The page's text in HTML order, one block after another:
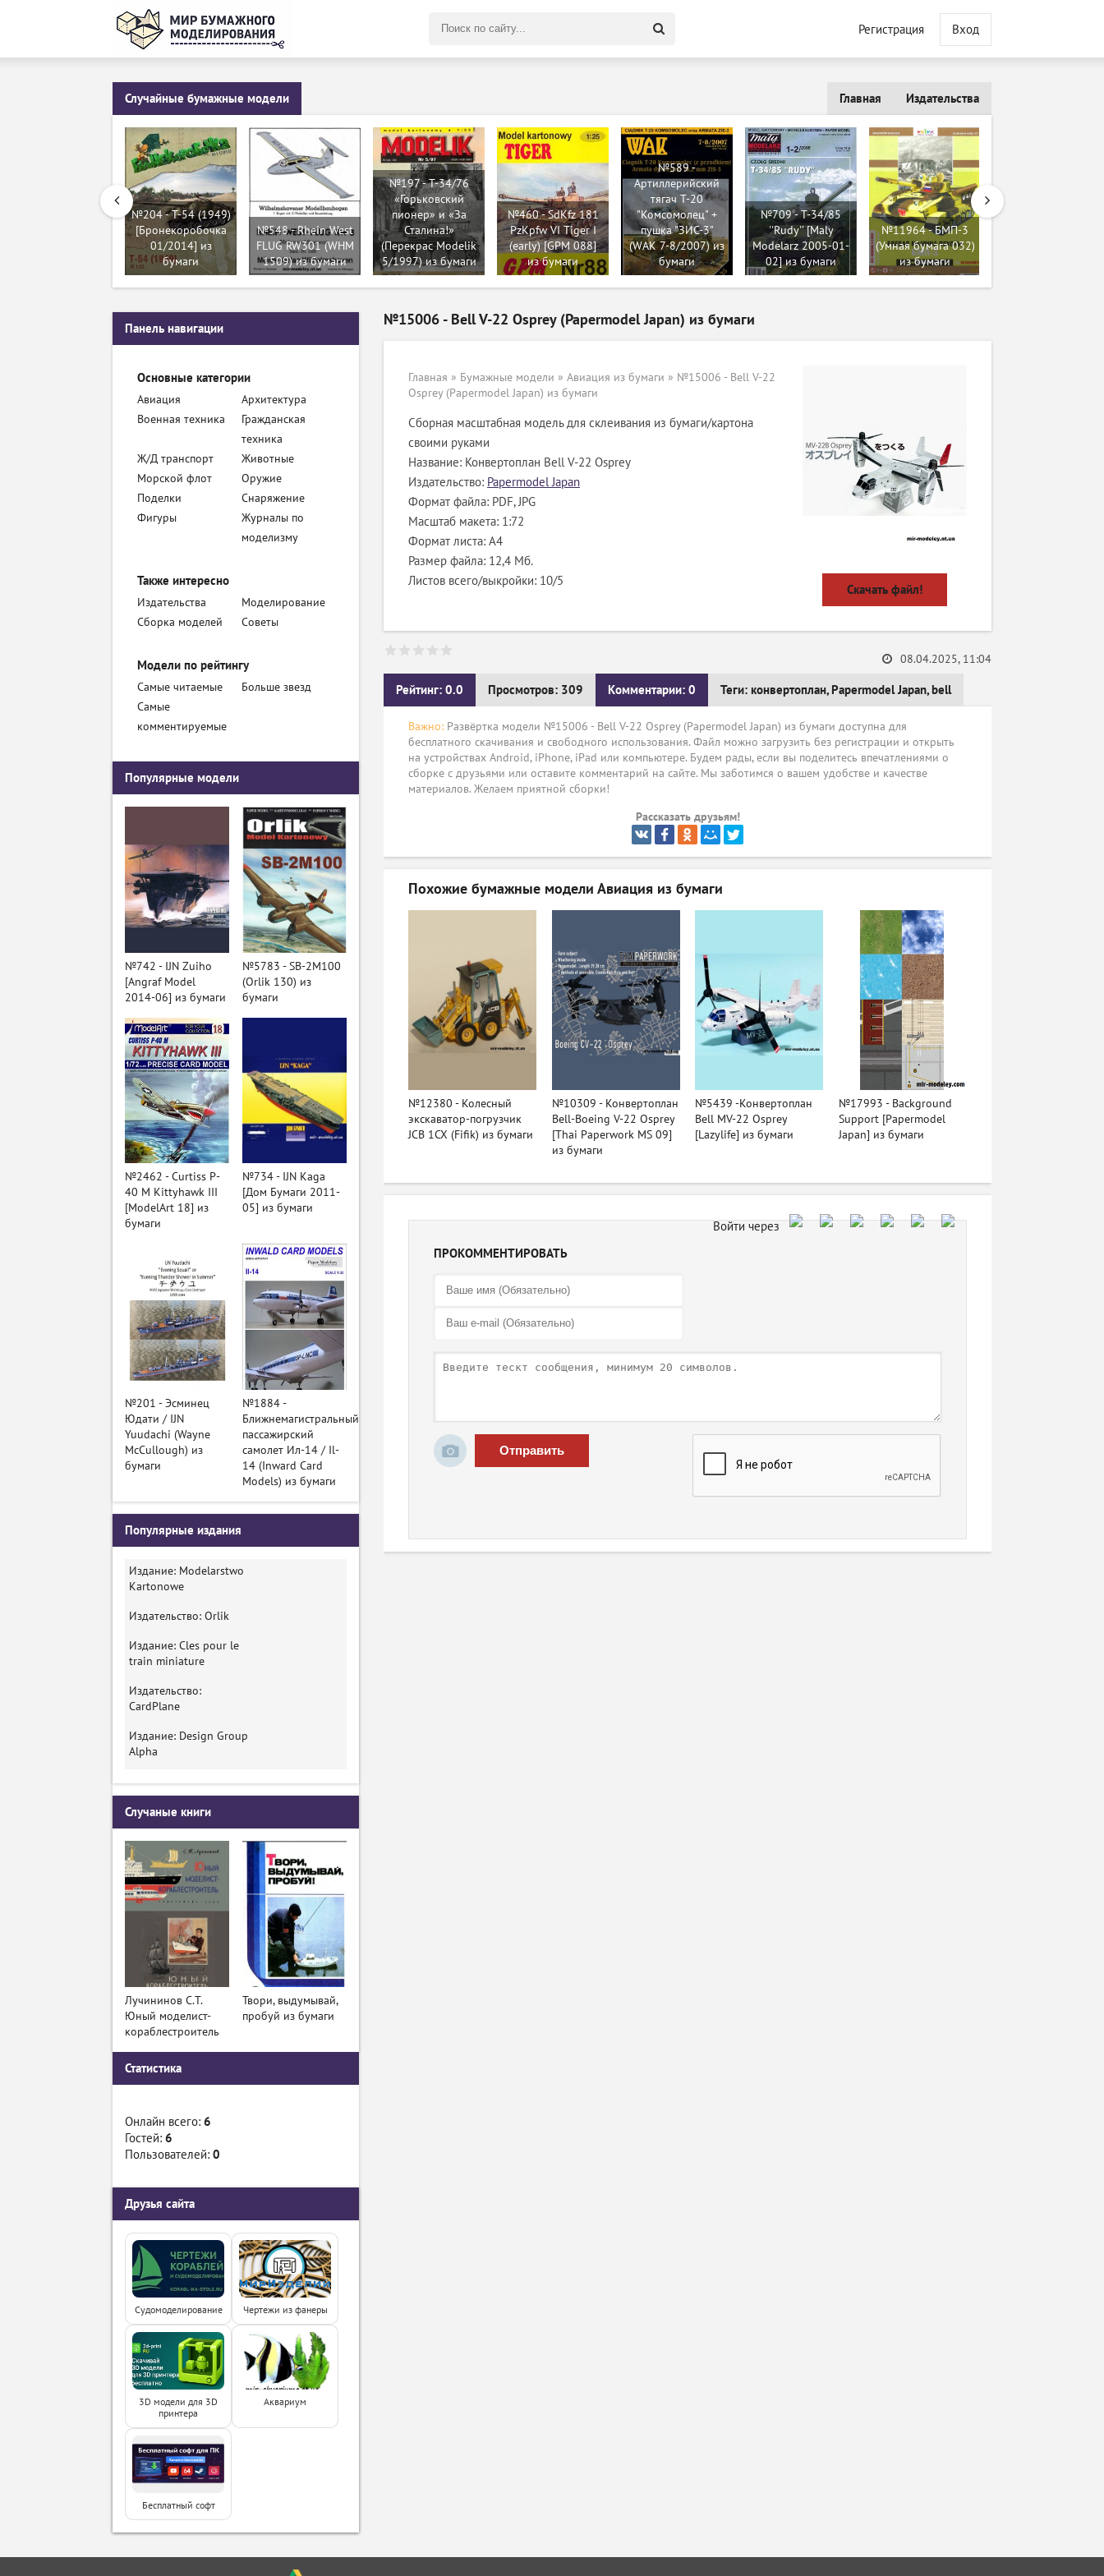
Регистрация Вход
Случайные бумажные модели Издательства
Главная
№204 - T-54 (1949)
[Бронекоробочка
01/2014] из
бумаги
№548 - Rhein West
FLUG RW301 (WHM
1509) из бумаги
№197 - Т-34/76
«Горьковский
пионер» и «За
Сталина!»
(Перекрас Modelik
5/1997) из бумаги
№460 - SdKfz 181
PzKpfw VI Tiger I
(early) [GPM 088]
из бумаги
№589 -
Артиллерийский
тягач Т-20
"Комсомолец" +
пушка "ЗИС-3"
(WAK 7-8/2007) из
бумаги
№709 - T-34/85
''Rudy'' [Maly
Modelarz 2005-01-
02] из бумаги
№11964 - БМП-3
(Умная бумага 032)
из бумаги
№15006 - Bell V-22 Osprey (Papermodel Japan) из бумаги
Главная » Бумажные модели » Авиация из бумаги » №15006 - Bell V-22
Osprey (Papermodel Japan) из бумаги
Сборная масштабная модель для склеивания из бумаги/картона
своими руками
Название: Конвертоплан Bell V-22 Osprey
Издательство: Papermodel Japan
Формат файла: PDF, JPG
Масштаб макета: 1:72
Формат листа: А4
Размер файла: 12,4 Мб.
Листов всего/выкройки: 10/5
Скачать файл!
Рейтинг: 0.0 Просмотров: 309 Комментарии: 0 Теги: конвертоплан, Papermodel Japan,bell
08.04.2025, 11:04
Важно: Развёртка модели №15006 - Bell V-22 Osprey (Papermodel Japan) из бумаги доступна для
бесплатного скачивания и свободного использования. Файл можно загрузить без регистрации и открыть
на устройствах Android, iPhone, iPad или компьютере. Будем рады, если вы поделитесь впечатлениями о
сборке с друзьями или оставите комментарий на сайте. Мы заботимся о вашем удобстве и качестве
материалов. Желаем приятной сборки!
Рассказать друзьям!
Похожие бумажные модели Авиация из бумаги
№12380 - Колесный
экскаватор-погрузчик
JCB 1CX (Fifik) из бумаги
№10309 - Конвертоплан
Bell-Boeing V-22 Osprey
[Thai Paperwork MS 09]
из бумаги
№5439 -Конвертоплан
Bell MV-22 Osprey
[Lazylife] из бумаги
№17993 - Background
Support [Papermodel
Japan] из бумаги
ПРОКОММЕНТИРОВАТЬ
Отправить
Панель навигации
Основные категории
Авиация
Архитектура
Военная техника
Гражданская
техника
Ж/Д транспорт
Животные
Морской флот
Оружие
Поделки
Снаряжение
Фигуры
Журналы по
моделизму
Также интересно
Издательства
Моделирование
Сборка моделей
Советы
Модели по рейтингу
Самые читаемые
Больше звезд
Самые
комментируемые
Популярные модели
№742 - IJN Zuiho
[Angraf Model
2014-06] из бумаги
№5783 - SB-2M100
(Orlik 130) из
бумаги
№2462 - Curtiss P-
40 M Kittyhawk III
[ModelArt 18] из
бумаги
№734 - IJN Kaga
[Дом Бумаги 2011-
05] из бумаги
№201 - Эсминец
Юдати / IJN
Yuudachi (Wayne
McCullough) из
бумаги
№1884 -
Ближнемагистральный
пассажирский
самолет Ил-14 / Il-
14 (Inward Card
Models) из бумаги
Популярные издания
Издание: Modelarstwo
Kartonowe
Издательство: Orlik
Издание: Cles pour le
train miniature
Издательство:
CardPlane
Издание: Design Group
Alpha
Случаные книги
Лучининов С.Т.
Юный моделист-
кораблестроитель
Твори, выдумывай,
пробуй из бумаги
Статистика
Онлайн всего: 6
Гостей: 6
Пользователей: 0
Друзья сайта
Судомоделирование Чертежи из фанеры
3D модели для 3D
принтера
Аквариум
Бесплатный софт